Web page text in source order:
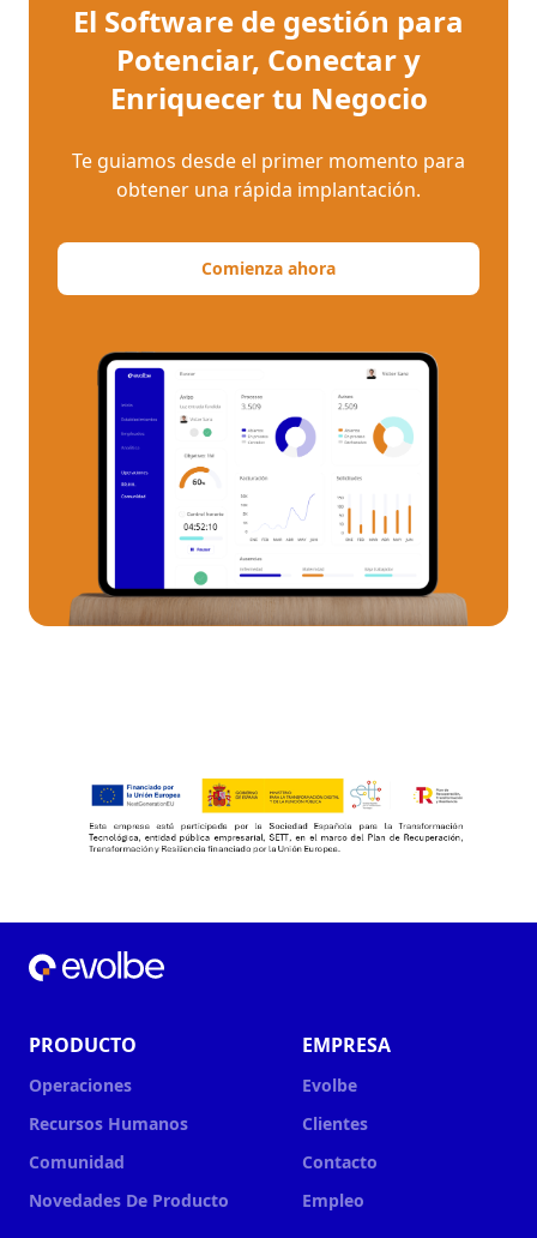
El Software de gestión para
Potenciar, Conectar y
Enriquecer tu Negocio
Te guiamos desde el primer momento para
obtener una rápida implantación.
Comienza ahora
PRODUCTO
Operaciones
Recursos Humanos
Comunidad
Novedades De Producto
EMPRESA
Evolbe
Clientes
Contacto
Empleo